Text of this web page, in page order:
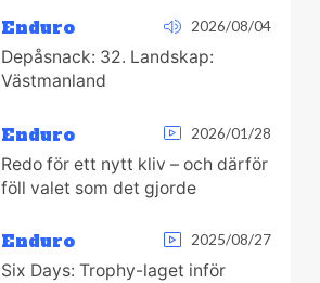
Enduro 2026/08/04
Depåsnack: 32. Landskap:
Västmanland
Enduro 2026/01/28
Redo för ett nytt kliv – och därför
föll valet som det gjorde
Enduro 2025/08/27
Six Days: Trophy-laget inför